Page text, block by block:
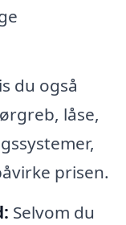
du også
låse,
prisen.
Selvom du